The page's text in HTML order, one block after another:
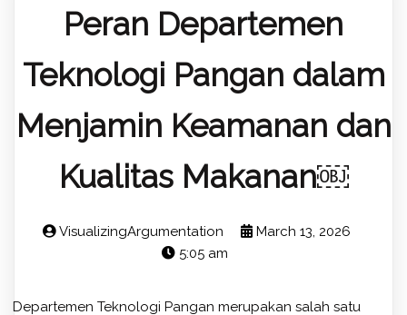
Peran Departemen
Teknologi Pangan dalam
Menjamin Keamanan dan
Kualitas Makanan￼
VisualizingArgumentation
March 13, 2026
5:05 am
Departemen Teknologi Pangan merupakan salah satu